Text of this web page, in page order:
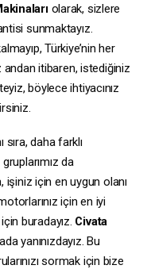
olarak, sizlere
sunmaktayız.
Türkiye’nin her
itibaren, istediğiniz
böylece ihtiyacınız
sıra, daha farklı
gruplarımız da
işiniz için en uygun olanı
için en iyi
buradayız. Civata
yanınızdayız. Bu
sormak için bize